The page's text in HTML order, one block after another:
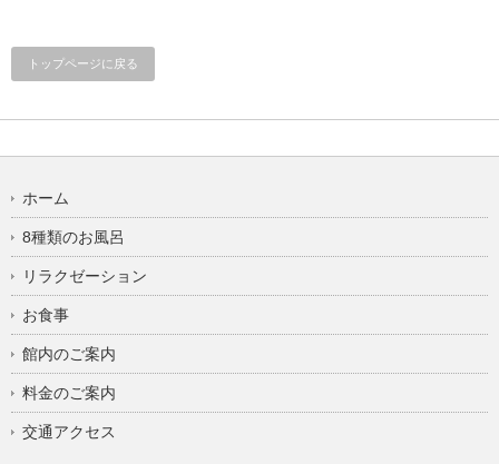
トップページに戻る
ホーム
8種類のお風呂
リラクゼーション
お食事
館内のご案内
料金のご案内
交通アクセス